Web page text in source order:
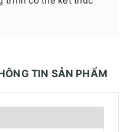
TIN SẢN PHẨM